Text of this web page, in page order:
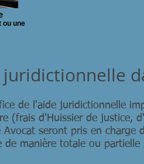
de l'aide juridictionnelle
(frais d'Huissier de justice,
Avocat seront pris en charge
de manière totale ou
ou une